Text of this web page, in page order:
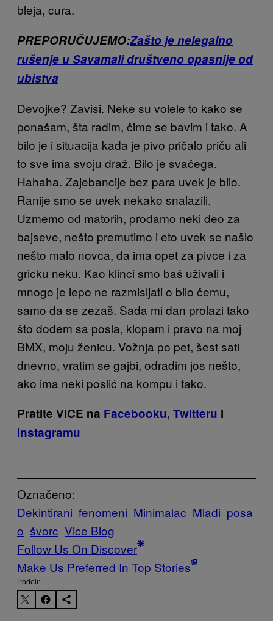
bleja, cura.
PREPORUČUJEMO:Zašto je nelegalno
rušenje u Savamali društveno opasnije od
ubistva
Devojke? Zavisi. Neke su volele to kako se
ponašam, šta radim, čime se bavim i tako. A
bilo je i situacija kada je pivo pričalo priču ali
to sve ima svoju draž. Bilo je svačega.
Hahaha. Zajebancije bez para uvek je bilo.
Ranije smo se uvek nekako snalazili.
Uzmemo od matorih, prodamo neki deo za
bajseve, nešto premutimo i eto uvek se našlo
nešto malo novca, da ima opet za pivce i za
gricku neku. Kao klinci smo baš uživali i
mnogo je lepo ne razmisljati o bilo čemu,
samo da se zezaš. Sada mi dan prolazi tako
što dođem sa posla, klopam i pravo na moj
BMX, moju ženicu. Vožnja po pet, šest sati
dnevno, vratim se gajbi, odradim jos nešto,
ako ima neki poslić na kompu i tako.
Pratite VICE na Facebooku, Twitteru i
Instagramu
Označeno:
Dekintirani fenomeni Minimalac Mladi posa
o švorc Vice Blog
Follow Us On Discover
Make Us Preferred In Top Stories
Podeli: